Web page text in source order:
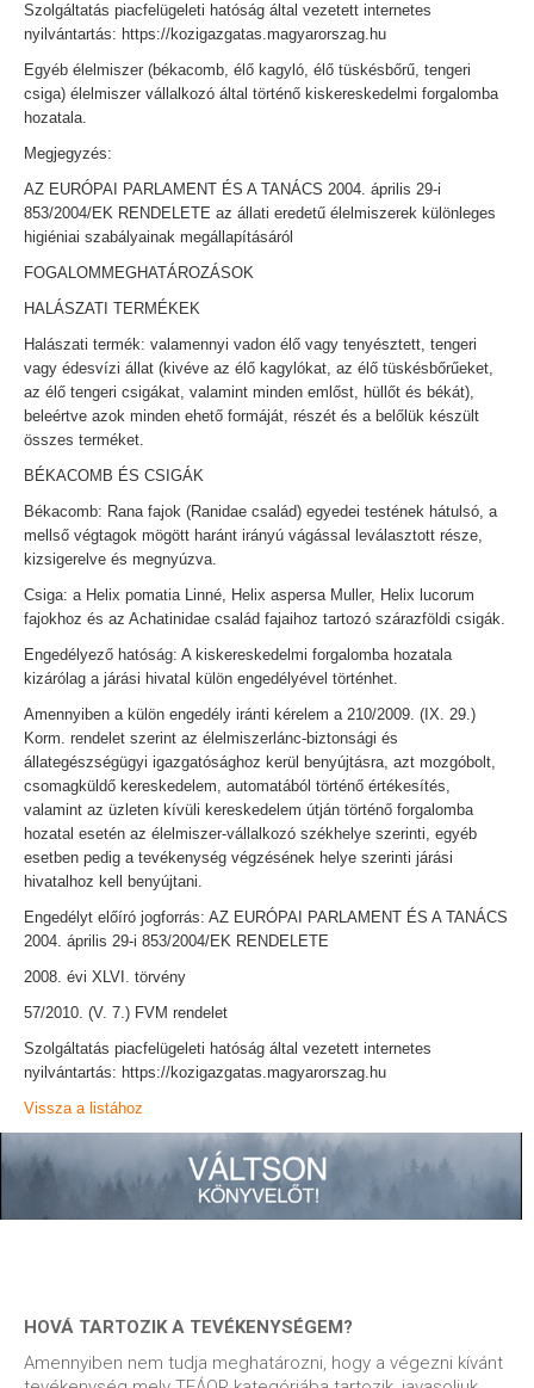
Szolgáltatás piacfelügeleti hatóság által vezetett internetes
nyilvántartás: https://kozigazgatas.magyarorszag.hu
Egyéb élelmiszer (békacomb, élő kagyló, élő tüskésbőrű, tengeri
csiga) élelmiszer vállalkozó által történő kiskereskedelmi forgalomba
hozatala.
Megjegyzés:
AZ EURÓPAI PARLAMENT ÉS A TANÁCS 2004. április 29-i
853/2004/EK RENDELETE az állati eredetű élelmiszerek különleges
higiéniai szabályainak megállapításáról
FOGALOMMEGHATÁROZÁSOK
HALÁSZATI TERMÉKEK
Halászati termék: valamennyi vadon élő vagy tenyésztett, tengeri
vagy édesvízi állat (kivéve az élő kagylókat, az élő tüskésbőrűeket,
az élő tengeri csigákat, valamint minden emlőst, hüllőt és békát),
beleértve azok minden ehető formáját, részét és a belőlük készült
összes terméket.
BÉKACOMB ÉS CSIGÁK
Békacomb: Rana fajok (Ranidae család) egyedei testének hátulsó, a
mellső végtagok mögött haránt irányú vágással leválasztott része,
kizsigerelve és megnyúzva.
Csiga: a Helix pomatia Linné, Helix aspersa Muller, Helix lucorum
fajokhoz és az Achatinidae család fajaihoz tartozó szárazföldi csigák.
Engedélyező hatóság: A kiskereskedelmi forgalomba hozatala
kizárólag a járási hivatal külön engedélyével történhet.
Amennyiben a külön engedély iránti kérelem a 210/2009. (IX. 29.)
Korm. rendelet szerint az élelmiszerlánc-biztonsági és
állategészségügyi igazgatósághoz kerül benyújtásra, azt mozgóbolt,
csomagküldő kereskedelem, automatából történő értékesítés,
valamint az üzleten kívüli kereskedelem útján történő forgalomba
hozatal esetén az élelmiszer-vállalkozó székhelye szerinti, egyéb
esetben pedig a tevékenység végzésének helye szerinti járási
hivatalhoz kell benyújtani.
Engedélyt előíró jogforrás: AZ EURÓPAI PARLAMENT ÉS A TANÁCS
2004. április 29-i 853/2004/EK RENDELETE
2008. évi XLVI. törvény
57/2010. (V. 7.) FVM rendelet
Szolgáltatás piacfelügeleti hatóság által vezetett internetes
nyilvántartás: https://kozigazgatas.magyarorszag.hu
Vissza a listához
HOVÁ TARTOZIK A TEVÉKENYSÉGEM?
Amennyiben nem tudja meghatározni, hogy a végezni kívánt